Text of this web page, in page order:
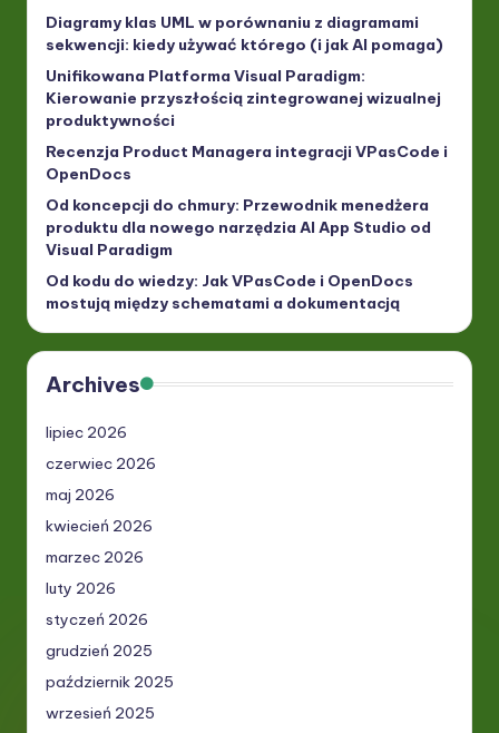
Diagramy klas UML w porównaniu z diagramami
sekwencji: kiedy używać którego (i jak AI pomaga)
Unifikowana Platforma Visual Paradigm:
Kierowanie przyszłością zintegrowanej wizualnej
produktywności
Recenzja Product Managera integracji VPasCode i
OpenDocs
Od koncepcji do chmury: Przewodnik menedżera
produktu dla nowego narzędzia AI App Studio od
Visual Paradigm
Od kodu do wiedzy: Jak VPasCode i OpenDocs
mostują między schematami a dokumentacją
Archives
lipiec 2026
czerwiec 2026
maj 2026
kwiecień 2026
marzec 2026
luty 2026
styczeń 2026
grudzień 2025
październik 2025
wrzesień 2025